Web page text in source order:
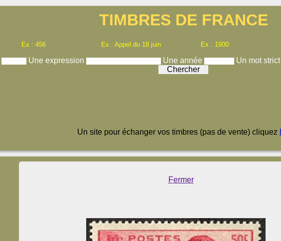
TIMBRES DE FRANCE
Ex : 456 Ex : Appel du 18 juin Ex : 1900
Une expression Une année Un mot strict
Un site pour échanger vos timbres (pas de vente) cliquez
Fermer